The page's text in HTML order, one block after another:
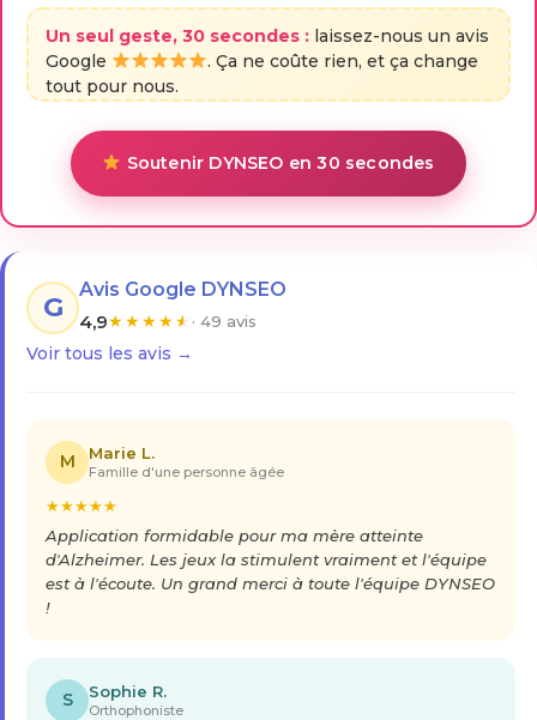
Un seul geste, 30 secondes : laissez-nous un avis
Google
. Ça ne coûte rien, et ça change
tout pour nous.
Soutenir DYNSEO en 30 secondes
G
Avis Google DYNSEO
4,9★★★★★ · 49 avis
Voir tous les avis →
M Marie L.
Famille d'une personne âgée
★★★★★
Application formidable pour ma mère atteinte
d'Alzheimer. Les jeux la stimulent vraiment et l'équipe
est à l'écoute. Un grand merci à toute l'équipe DYNSEO
!
S Sophie R.
Orthophoniste